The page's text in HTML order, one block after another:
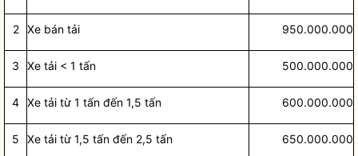
2 Xe bán tải 950.000.000
3 Xe tải < 1 tấn 500.000.000
4 Xe tải từ 1 tấn đến 1,5 tấn 600.000.000
5 Xe tải từ 1,5 tấn đến 2,5 tấn 650.000.000